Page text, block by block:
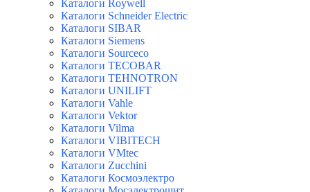
Каталоги Roywell
Каталоги Schneider Electric
Каталоги SIBAR
Каталоги Siemens
Каталоги Sourceco
Каталоги TECOBAR
Каталоги TEHNOTRON
Каталоги UNILIFT
Каталоги Vahle
Каталоги Vektor
Каталоги Vilma
Каталоги VIBITECH
Каталоги VMtec
Каталоги Zucchini
Каталоги Космоэлектро